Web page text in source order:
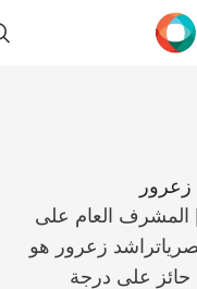
العام على
زعرور هو
حائز على درجة